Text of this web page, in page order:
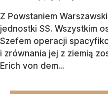
Z Powstaniem
jednostki SS. Wszystkim
Szefem operacji
i zrównania jej z ziemią
Erich von dem...